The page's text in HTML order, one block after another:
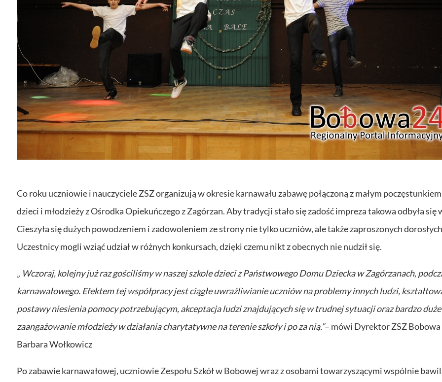
Co roku uczniowie i nauczyciele ZSZ organizują w okresie karnawału zabawę połączoną z małym
dzieci i młodzieży z Ośrodka Opiekuńczego z Zagórzan. Aby tradycji stało się zadość impreza takowa odbyła się
Cieszyła się dużych powodzeniem i zadowoleniem ze strony nie tylko uczniów, ale także zaproszonych
Uczestnicy mogli wziąć udział w różnych konkursach, dzięki czemu nikt z obecnych nie nudził się.
„ Wczoraj, kolejny już raz gościliśmy w naszej szkole dzieci z Państwowego Domu Dziecka w Zagórzanach,
karnawałowego. Efektem tej współpracy jest ciągłe uwrażliwianie uczniów na problemy innych ludzi,
postawy niesienia pomocy potrzebującym, akceptacja ludzi znajdujących się w trudnej sytuacji oraz bardzo duże
zaangażowanie młodzieży w działania charytatywne na terenie szkoły i po za nią.”– mówi Dyrektor ZSZ Bobowa
Barbara Wołkowicz
Po zabawie karnawałowej, uczniowie Zespołu Szkół w Bobowej wraz z osobami towarzyszącymi wspólnie